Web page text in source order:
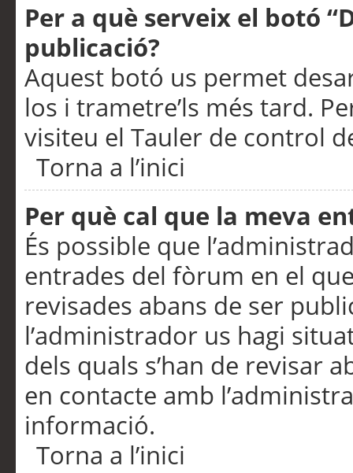
Per a què serveix el botó
publicació?
Aquest botó us permet
los i trametre’ls més tard.
visiteu el Tauler de control
Torna a l’inici
Per què cal que la meva
És possible que
entrades del fòrum en el
revisades abans de ser
l’administrador us hagi
dels quals s’han de revisar
en contacte amb
informació.
Torna a l’inici